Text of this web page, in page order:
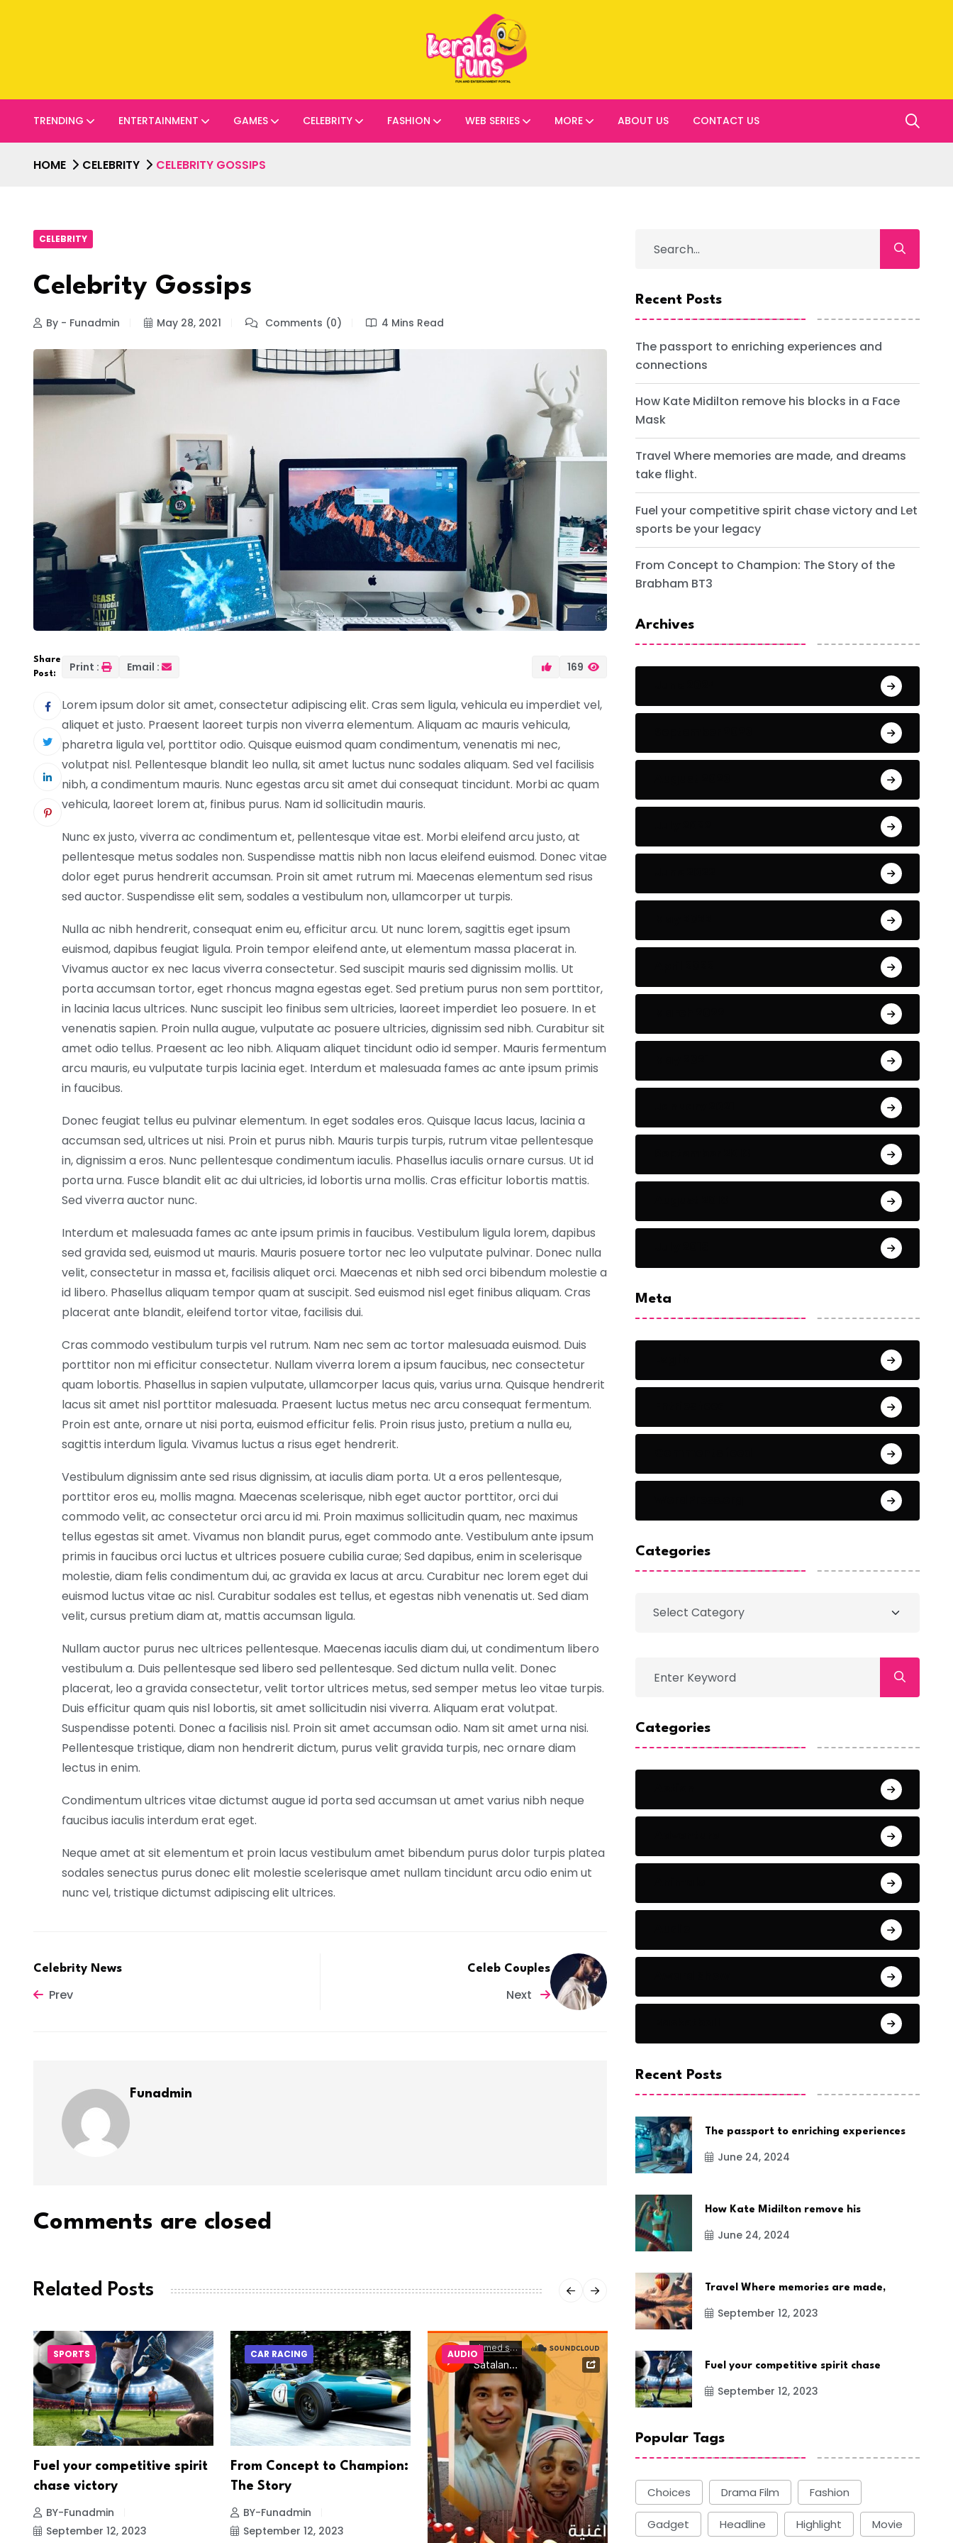
TRENDING ENTERTAINMENT GAMES CELEBRITY FASHION WEB SERIES MORE ABOUT US CONTACT US
HOME CELEBRITY CELEBRITY GOSSIPS
CELEBRITY
Celebrity Gossips
By - Funadmin May 28, 2021 Comments (0) 4 Mins Read
Share
Post:
Print : Email : 169
Lorem ipsum dolor sit amet, consectetur adipiscing elit. Cras sem ligula, vehicula eu imperdiet vel,
aliquet et justo. Praesent laoreet turpis non viverra elementum. Aliquam ac mauris vehicula,
pharetra ligula vel, porttitor odio. Quisque euismod quam condimentum, venenatis mi nec,
volutpat nisl. Pellentesque blandit leo nulla, sit amet luctus nunc sodales aliquam. Sed vel facilisis
nibh, a condimentum mauris. Nunc egestas arcu sit amet dui consequat tincidunt. Morbi ac quam
vehicula, laoreet lorem at, finibus purus. Nam id sollicitudin mauris.
Nunc ex justo, viverra ac condimentum et, pellentesque vitae est. Morbi eleifend arcu justo, at
pellentesque metus sodales non. Suspendisse mattis nibh non lacus eleifend euismod. Donec vitae
dolor eget purus hendrerit accumsan. Proin sit amet rutrum mi. Maecenas elementum sed risus
sed auctor. Suspendisse elit sem, sodales a vestibulum non, ullamcorper ut turpis.
Nulla ac nibh hendrerit, consequat enim eu, efficitur arcu. Ut nunc lorem, sagittis eget ipsum
euismod, dapibus feugiat ligula. Proin tempor eleifend ante, ut elementum massa placerat in.
Vivamus auctor ex nec lacus viverra consectetur. Sed suscipit mauris sed dignissim mollis. Ut
porta accumsan tortor, eget rhoncus magna egestas eget. Sed pretium purus non sem porttitor,
in lacinia lacus ultrices. Nunc suscipit leo finibus sem ultricies, laoreet imperdiet leo posuere. In et
venenatis sapien. Proin nulla augue, vulputate ac posuere ultricies, dignissim sed nibh. Curabitur sit
amet odio tellus. Praesent ac leo nibh. Aliquam aliquet tincidunt odio id semper. Mauris fermentum
arcu mauris, eu vulputate turpis lacinia eget. Interdum et malesuada fames ac ante ipsum primis
in faucibus.
Donec feugiat tellus eu pulvinar elementum. In eget sodales eros. Quisque lacus lacus, lacinia a
accumsan sed, ultrices ut nisi. Proin et purus nibh. Mauris turpis turpis, rutrum vitae pellentesque
in, dignissim a eros. Nunc pellentesque condimentum iaculis. Phasellus iaculis ornare cursus. Ut id
porta urna. Fusce blandit elit ac dui ultricies, id lobortis urna mollis. Cras efficitur lobortis mattis.
Sed viverra auctor nunc.
Interdum et malesuada fames ac ante ipsum primis in faucibus. Vestibulum ligula lorem, dapibus
sed gravida sed, euismod ut mauris. Mauris posuere tortor nec leo vulputate pulvinar. Donec nulla
velit, consectetur in massa et, facilisis aliquet orci. Maecenas et nibh sed orci bibendum molestie a
id libero. Phasellus aliquam tempor quam at suscipit. Sed euismod nisl eget finibus aliquam. Cras
placerat ante blandit, eleifend tortor vitae, facilisis dui.
Cras commodo vestibulum turpis vel rutrum. Nam nec sem ac tortor malesuada euismod. Duis
porttitor non mi efficitur consectetur. Nullam viverra lorem a ipsum faucibus, nec consectetur
quam lobortis. Phasellus in sapien vulputate, ullamcorper lacus quis, varius urna. Quisque hendrerit
lacus sit amet nisl porttitor malesuada. Praesent luctus metus nec arcu consequat fermentum.
Proin est ante, ornare ut nisi porta, euismod efficitur felis. Proin risus justo, pretium a nulla eu,
sagittis interdum ligula. Vivamus luctus a risus eget hendrerit.
Vestibulum dignissim ante sed risus dignissim, at iaculis diam porta. Ut a eros pellentesque,
porttitor eros eu, mollis magna. Maecenas scelerisque, nibh eget auctor porttitor, orci dui
commodo velit, ac consectetur orci arcu id mi. Proin maximus sollicitudin quam, nec maximus
tellus egestas sit amet. Vivamus non blandit purus, eget commodo ante. Vestibulum ante ipsum
primis in faucibus orci luctus et ultrices posuere cubilia curae; Sed dapibus, enim in scelerisque
molestie, diam felis condimentum dui, ac gravida ex lacus at arcu. Curabitur nec lorem eget dui
euismod luctus vitae ac nisl. Curabitur sodales est tellus, et egestas nibh venenatis ut. Sed diam
velit, cursus pretium diam at, mattis accumsan ligula.
Nullam auctor purus nec ultrices pellentesque. Maecenas iaculis diam dui, ut condimentum libero
vestibulum a. Duis pellentesque sed libero sed pellentesque. Sed dictum nulla velit. Donec
placerat, leo a gravida consectetur, velit tortor ultrices metus, sed semper metus leo vitae turpis.
Duis efficitur quam quis nisl lobortis, sit amet sollicitudin nisi viverra. Aliquam erat volutpat.
Suspendisse potenti. Donec a facilisis nisl. Proin sit amet accumsan odio. Nam sit amet urna nisi.
Pellentesque tristique, diam non hendrerit dictum, purus velit gravida turpis, nec ornare diam
lectus in enim.
Condimentum ultrices vitae dictumst augue id porta sed accumsan ut amet varius nibh neque
faucibus iaculis interdum erat eget.
Neque amet at sit elementum et proin lacus vestibulum amet bibendum purus dolor turpis platea
sodales senectus purus donec elit molestie scelerisque amet nullam tincidunt arcu odio enim ut
nunc vel, tristique dictumst adipiscing elit ultrices.
Celebrity News
Prev
Celeb Couples
Next
Funadmin
Comments are closed
Related Posts
SPORTS
Fuel your competitive spirit
chase victory
BY-Funadmin
September 12, 2023
CAR RACING
From Concept to Champion:
The Story
BY-Funadmin
September 12, 2023
AUDIO NEWS
experiences and
BY-Funadmin
June 24, 2024
his blocks
BY-Funadmin
June 24, 2024
Recent Posts
The passport to enriching experiences and
connections
How Kate Midilton remove his blocks in a Face
Mask
Travel Where memories are made, and dreams
take flight.
Fuel your competitive spirit chase victory and Let
sports be your legacy
From Concept to Champion: The Story of the
Brabham BT3
Archives
Meta
Categories
Categories
Recent Posts
The passport to enriching experiences
June 24, 2024
How Kate Midilton remove his
June 24, 2024
Travel Where memories are made,
September 12, 2023
Fuel your competitive spirit chase
September 12, 2023
Popular Tags
Choices Drama Film Fashion
Gadget Headline Highlight Movie